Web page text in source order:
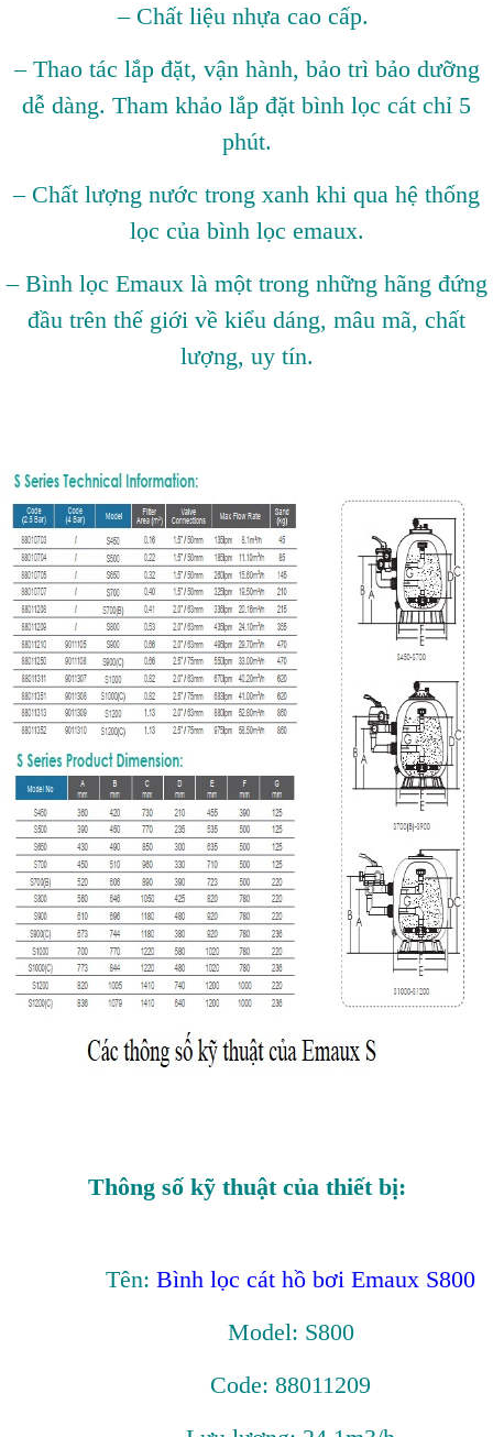
– Chất liệu nhựa cao cấp.
– Thao tác lắp đặt, vận hành, bảo trì bảo dưỡng
dễ dàng. Tham khảo lắp đặt bình lọc cát chỉ 5
phút.
– Chất lượng nước trong xanh khi qua hệ thống
lọc của bình lọc emaux.
– Bình lọc Emaux là một trong những hãng đứng
đầu trên thế giới về kiểu dáng, mâu mã, chất
lượng, uy tín.
Thông số kỹ thuật của thiết bị:
Tên: Bình lọc cát hồ bơi Emaux S800
Model: S800
Code: 88011209